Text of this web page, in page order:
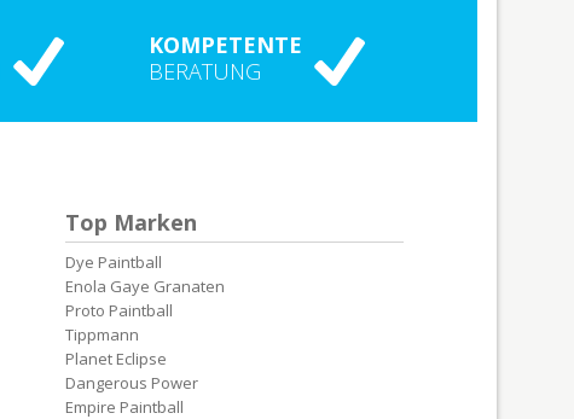
KOMPETENTE
BERATUNG
Top Marken
Dye Paintball
Enola Gaye Granaten
Proto Paintball
Tippmann
Planet Eclipse
Dangerous Power
Empire Paintball